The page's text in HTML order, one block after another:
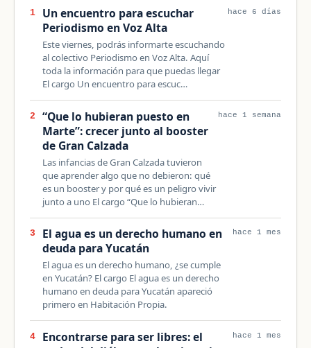
1
Un encuentro para escuchar
Periodismo en Voz Alta
Este viernes, podrás informarte escuchando
al colectivo Periodismo en Voz Alta. Aquí
toda la información para que puedas llegar
El cargo Un encuentro para escuc…
hace 6 días
2
“Que lo hubieran puesto en
Marte”: crecer junto al booster
de Gran Calzada
Las infancias de Gran Calzada tuvieron
que aprender algo que no debieron: qué
es un booster y por qué es un peligro vivir
junto a uno El cargo “Que lo hubieran…
hace 1 semana
3
El agua es un derecho humano en
deuda para Yucatán
El agua es un derecho humano, ¿se cumple
en Yucatán? El cargo El agua es un derecho
humano en deuda para Yucatán apareció
primero en Habitación Propia.
hace 1 mes
4
Encontrarse para ser libres: el
hace 1 mes